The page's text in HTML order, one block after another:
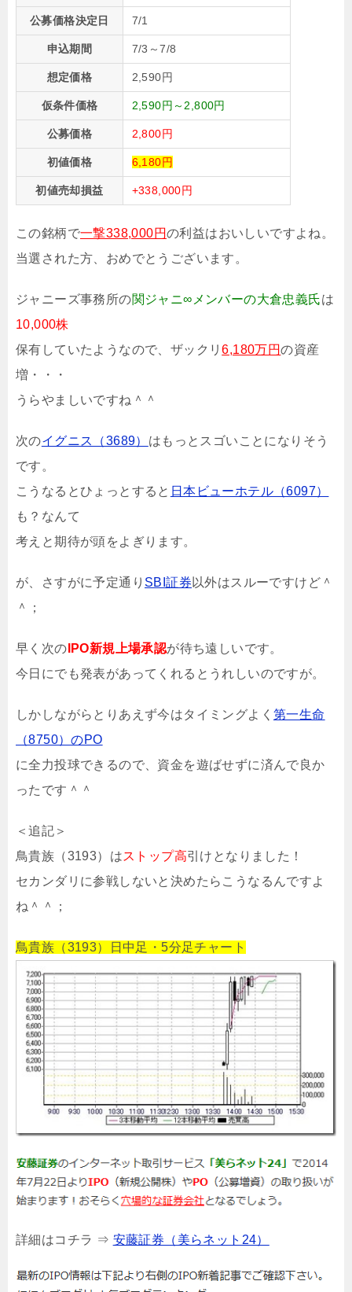
公募価格決定日 7/1
申込期間 7/3～7/8
想定価格 2,590円
仮条件価格 2,590円～2,800円
公募価格 2,800円
初値価格 6,180円
初値売却損益 +338,000円
この銘柄で一撃338,000円の利益はおいしいですよね。
当選された方、おめでとうございます。
ジャニーズ事務所の関ジャニ∞メンバーの大倉忠義氏は
10,000株
保有していたようなので、ザックリ6,180万円の資産
増・・・
うらやましいですね＾＾
次のイグニス（3689） はもっとスゴいことになりそう
です。
こうなるとひょっとすると 日本ビューホテル（6097）
も？なんて
考えと期待が頭をよぎります。
が、さすがに予定通り SBI証券 以外はスルーですけど＾
＾；
早く次の IPO新規上場承認が待ち遠しいです。
今日にでも発表があってくれるとうれしいのですが。
しかしながらとりあえず今はタイミングよく 第一生命
（8750）のPO
に全力投球できるので、資金を遊ばせずに済んで良か
ったです＾＾
＜追記＞
鳥貴族（3193）はストップ高引けとなりました！
セカンダリに参戦しないと決めたらこうなるんですよ
ね＾＾；
鳥貴族（3193）日中足・5分足チャート
詳細はコチラ ⇒ 安藤証券（美らネット24）